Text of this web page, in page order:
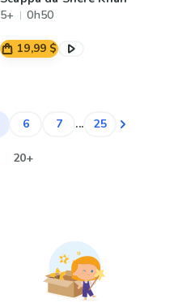
5+
0h50
19,99 $
6 7 ... 25
20+